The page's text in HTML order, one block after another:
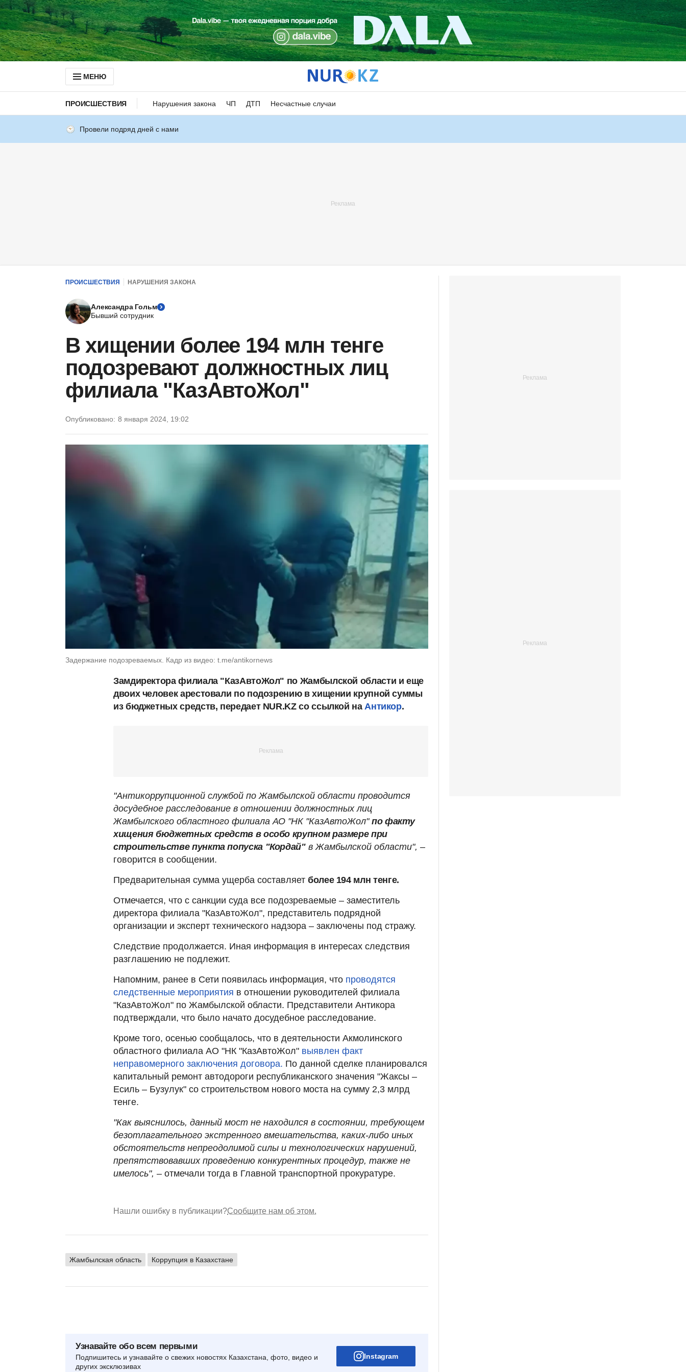
МЕНЮ
ПРОИСШЕСТВИЯ Нарушения закона ЧП ДТП Несчастные случаи
Провели подряд дней с нами
ПРОИСШЕСТВИЯ НАРУШЕНИЯ ЗАКОНА
Александра Гольм
Бывший сотрудник
В хищении более 194 млн тенге
подозревают должностных лиц
филиала "КазАвтоЖол"
Опубликовано: 8 января 2024, 19:02
Задержание подозреваемых. Кадр из видео: t.me/antikornews
Замдиректора филиала "КазАвтоЖол" по Жамбылской области и еще
двоих человек арестовали по подозрению в хищении крупной суммы
из бюджетных средств, передает NUR.KZ со ссылкой на Антикор.
"Антикоррупционной службой по Жамбылской области проводится
досудебное расследование в отношении должностных лиц
Жамбылского областного филиала АО "НК "КазАвтоЖол" по факту
хищения бюджетных средств в особо крупном размере при
строительстве пункта попуска "Кордай"в Жамбылской области", –
говорится в сообщении.
Предварительная сумма ущерба составляет более 194 млн тенге.
Отмечается, что с санкции суда все подозреваемые – заместитель
директора филиала "КазАвтоЖол", представитель подрядной
организации и эксперт технического надзора – заключены под стражу.
Следствие продолжается. Иная информация в интересах следствия
разглашению не подлежит.
Напомним, ранее в Сети появилась информация, что проводятся
следственные мероприятия в отношении руководителей филиала
"КазАвтоЖол" по Жамбылской области. Представители Антикора
подтверждали, что было начато досудебное расследование.
Кроме того, осенью сообщалось, что в деятельности Акмолинского
областного филиала АО "НК "КазАвтоЖол" выявлен факт
неправомерного заключения договора. По данной сделке планировался
капитальный ремонт автодороги республиканского значения "Жаксы –
Есиль – Бузулук" со строительством нового моста на сумму 2,3 млрд
тенге.
"Как выяснилось, данный мост не находился в состоянии, требующем
безотлагательного экстренного вмешательства, каких-либо иных
обстоятельств непреодолимой силы и технологических нарушений,
препятствовавших проведению конкурентных процедур, также не
имелось", – отмечали тогда в Главной транспортной прокуратуре.
Нашли ошибку в публикации?Сообщите нам об этом.
Жамбылская область Коррупция в Казахстане
Узнавайте обо всем первыми
Подпишитесь и узнавайте о свежих новостях Казахстана, фото, видео и
других эксклюзивах
Instagram